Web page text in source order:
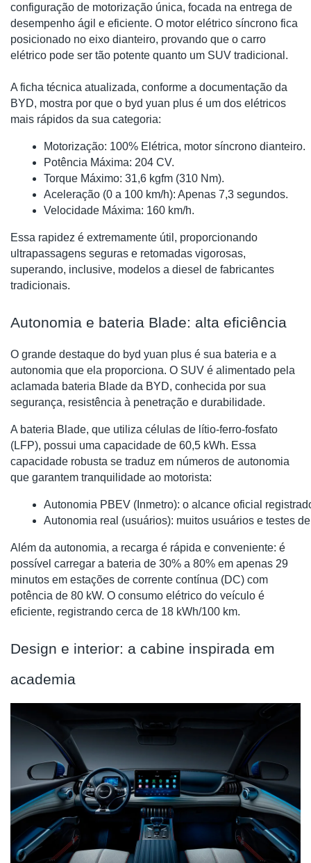
configuração de motorização única, focada na entrega de
desempenho ágil e eficiente. O motor elétrico síncrono fica
posicionado no eixo dianteiro, provando que o carro
elétrico pode ser tão potente quanto um SUV tradicional.
A ficha técnica atualizada, conforme a documentação da
BYD, mostra por que o byd yuan plus é um dos elétricos
mais rápidos da sua categoria:
Motorização: 100% Elétrica, motor síncrono dianteiro.
Potência Máxima: 204 CV.
Torque Máximo: 31,6 kgfm (310 Nm).
Aceleração (0 a 100 km/h): Apenas 7,3 segundos.
Velocidade Máxima: 160 km/h.
Essa rapidez é extremamente útil, proporcionando
ultrapassagens seguras e retomadas vigorosas,
superando, inclusive, modelos a diesel de fabricantes
tradicionais.
Autonomia e bateria Blade: alta eficiência
O grande destaque do byd yuan plus é sua bateria e a
autonomia que ela proporciona. O SUV é alimentado pela
aclamada bateria Blade da BYD, conhecida por sua
segurança, resistência à penetração e durabilidade.
A bateria Blade, que utiliza células de lítio-ferro-fosfato
(LFP), possui uma capacidade de 60,5 kWh. Essa
capacidade robusta se traduz em números de autonomia
que garantem tranquilidade ao motorista:
Autonomia PBEV (Inmetro): o alcance oficial
Autonomia real (usuários): muitos usuários e testes
Além da autonomia, a recarga é rápida e conveniente: é
possível carregar a bateria de 30% a 80% em apenas 29
minutos em estações de corrente contínua (DC) com
potência de 80 kW. O consumo elétrico do veículo é
eficiente, registrando cerca de 18 kWh/100 km.
Design e interior: a cabine inspirada em
academia